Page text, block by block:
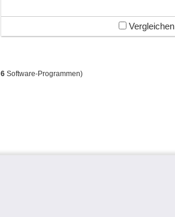
Vergleichen
6Software-Programmen)